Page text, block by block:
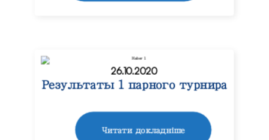
26.10.2020
Результаты 1 парного турнира
Читати докладніше